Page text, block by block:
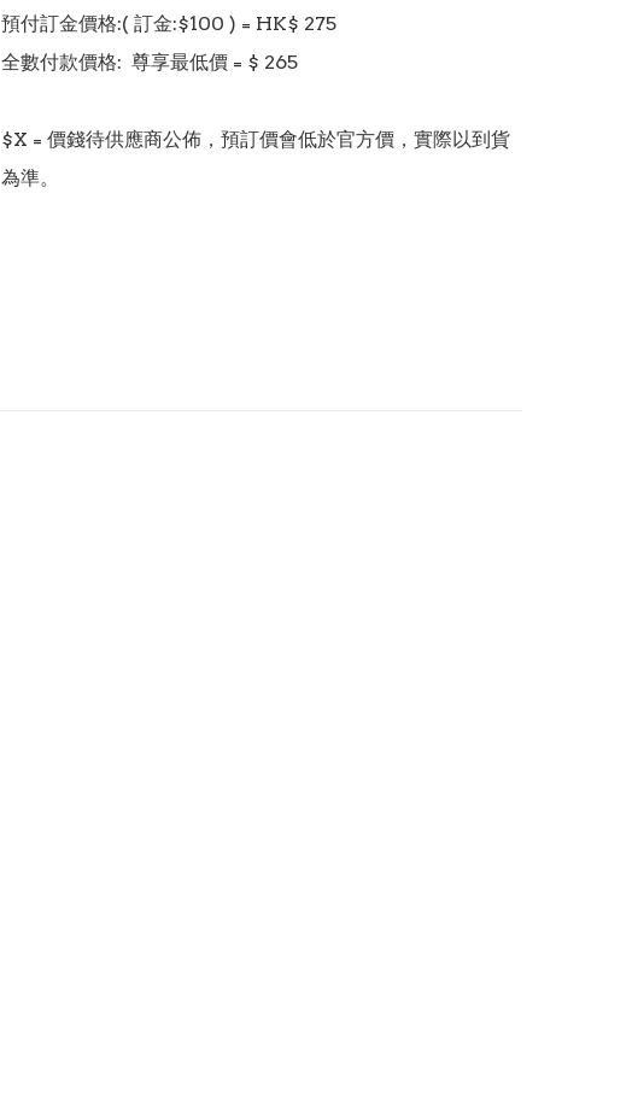
預付訂金價格:( 訂金:$100 ) = HK$ 275
全數付款價格:  尊享最低價 = $ 265
$X = 價錢待供應商公佈，預訂價會低於官方價，實際以到貨
為準。